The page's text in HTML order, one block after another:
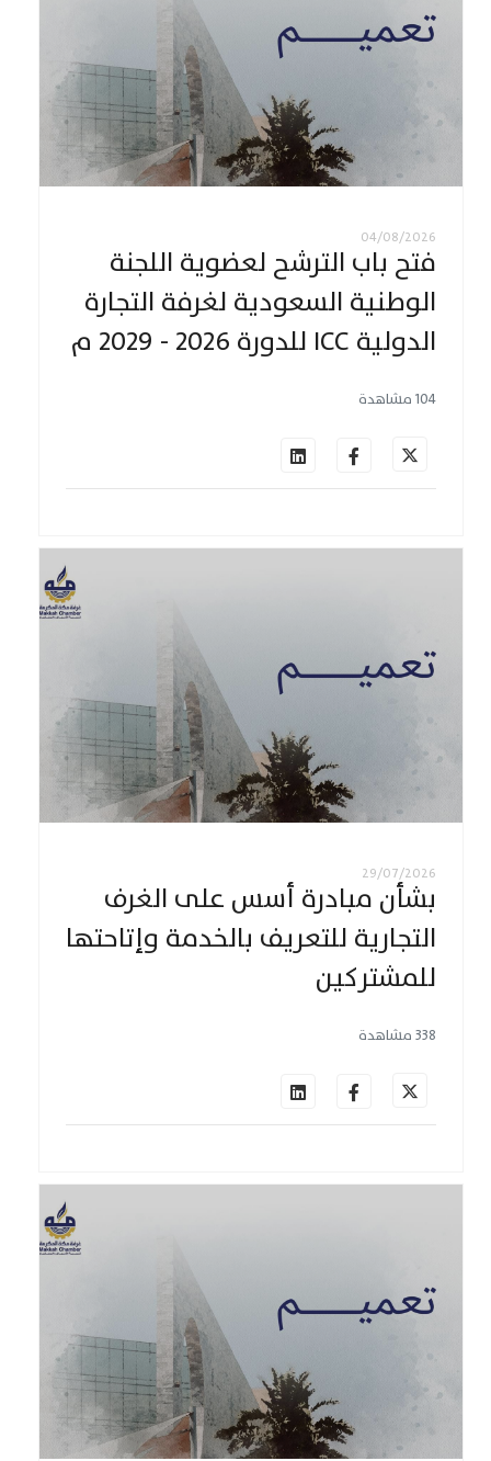
04/08/2026
فتح باب الترشح لعضوية اللجنة
الوطنية السعودية لغرفة التجارة
الدولية ICC للدورة 2026 - 2029 م
104 مشاهدة
29/07/2026
بشأن مبادرة أسس على الغرف
التجارية للتعريف بالخدمة وإتاحتها
للمشتركين
338 مشاهدة